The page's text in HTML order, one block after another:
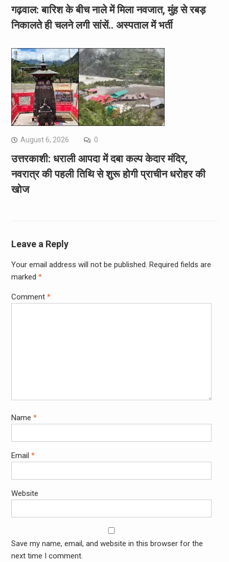
गढ़वाल: बारिश के बीच नाले में मिला नवजात, मुंह से रबड़
निकालते ही चलने लगी सांसें.. अस्पताल में भर्ती
August 6, 2026 0
उत्तरकाशी: धराली आपदा में दबा कल्प केदार मंदिर,
नवरात्र की पहली तिथि से शुरू होगी प्राचीन धरोहर की
खोज
Leave a Reply
Your email address will not be published. Required fields are
marked *
Comment *
Name *
Email *
Website
Save my name, email, and website in this browser for the
next time I comment.